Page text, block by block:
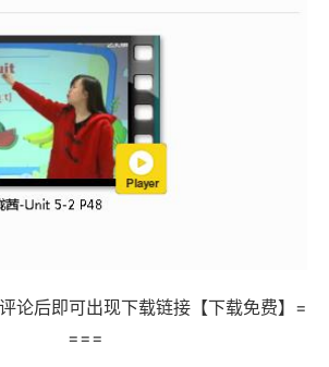
论后即可出现下载链接【下载免费】=
===